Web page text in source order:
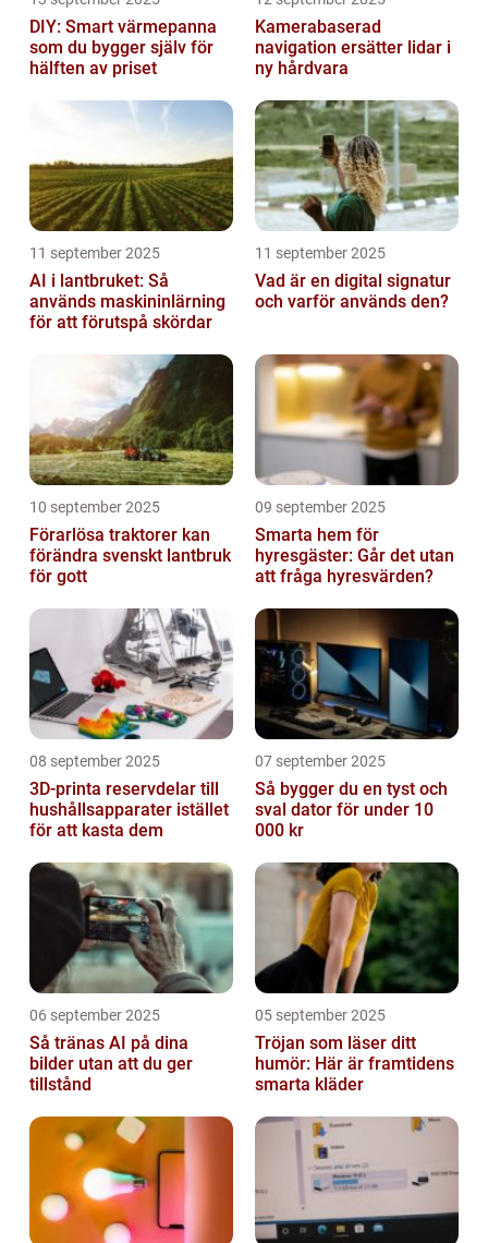
DIY: Smart värmepanna
som du bygger själv för
hälften av priset
Kamerabaserad
navigation ersätter lidar i
ny hårdvara
11 september 2025
AI i lantbruket: Så
används maskininlärning
för att förutspå skördar
11 september 2025
Vad är en digital signatur
och varför används den?
10 september 2025
Förarlösa traktorer kan
förändra svenskt lantbruk
för gott
09 september 2025
Smarta hem för
hyresgäster: Går det utan
att fråga hyresvärden?
08 september 2025
3D-printa reservdelar till
hushållsapparater istället
för att kasta dem
07 september 2025
Så bygger du en tyst och
sval dator för under 10
000 kr
06 september 2025
Så tränas AI på dina
bilder utan att du ger
tillstånd
05 september 2025
Tröjan som läser ditt
humör: Här är framtidens
smarta kläder